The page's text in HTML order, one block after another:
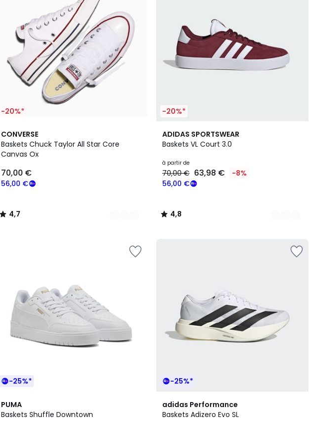
-20%*
CONVERSE
Baskets Chuck Taylor All Star Core
Canvas Ox
56,00 €
70,00 €
4,7
/ 5
7
Couleurs
4,7
/
-20%*
ADIDAS SPORTSWEAR
Baskets VL Court 3.0
à partir de
56,00 €
70,00 € 63,98 € -8%
4,8
/ 5
13
Couleurs
4,8
/
-25%*
PUMA
Baskets Shuffle Downtown
4
/
4
Couleurs
-25%*
adidas Performance
Baskets Adizero Evo SL
4,8
/ 5
8
Couleurs